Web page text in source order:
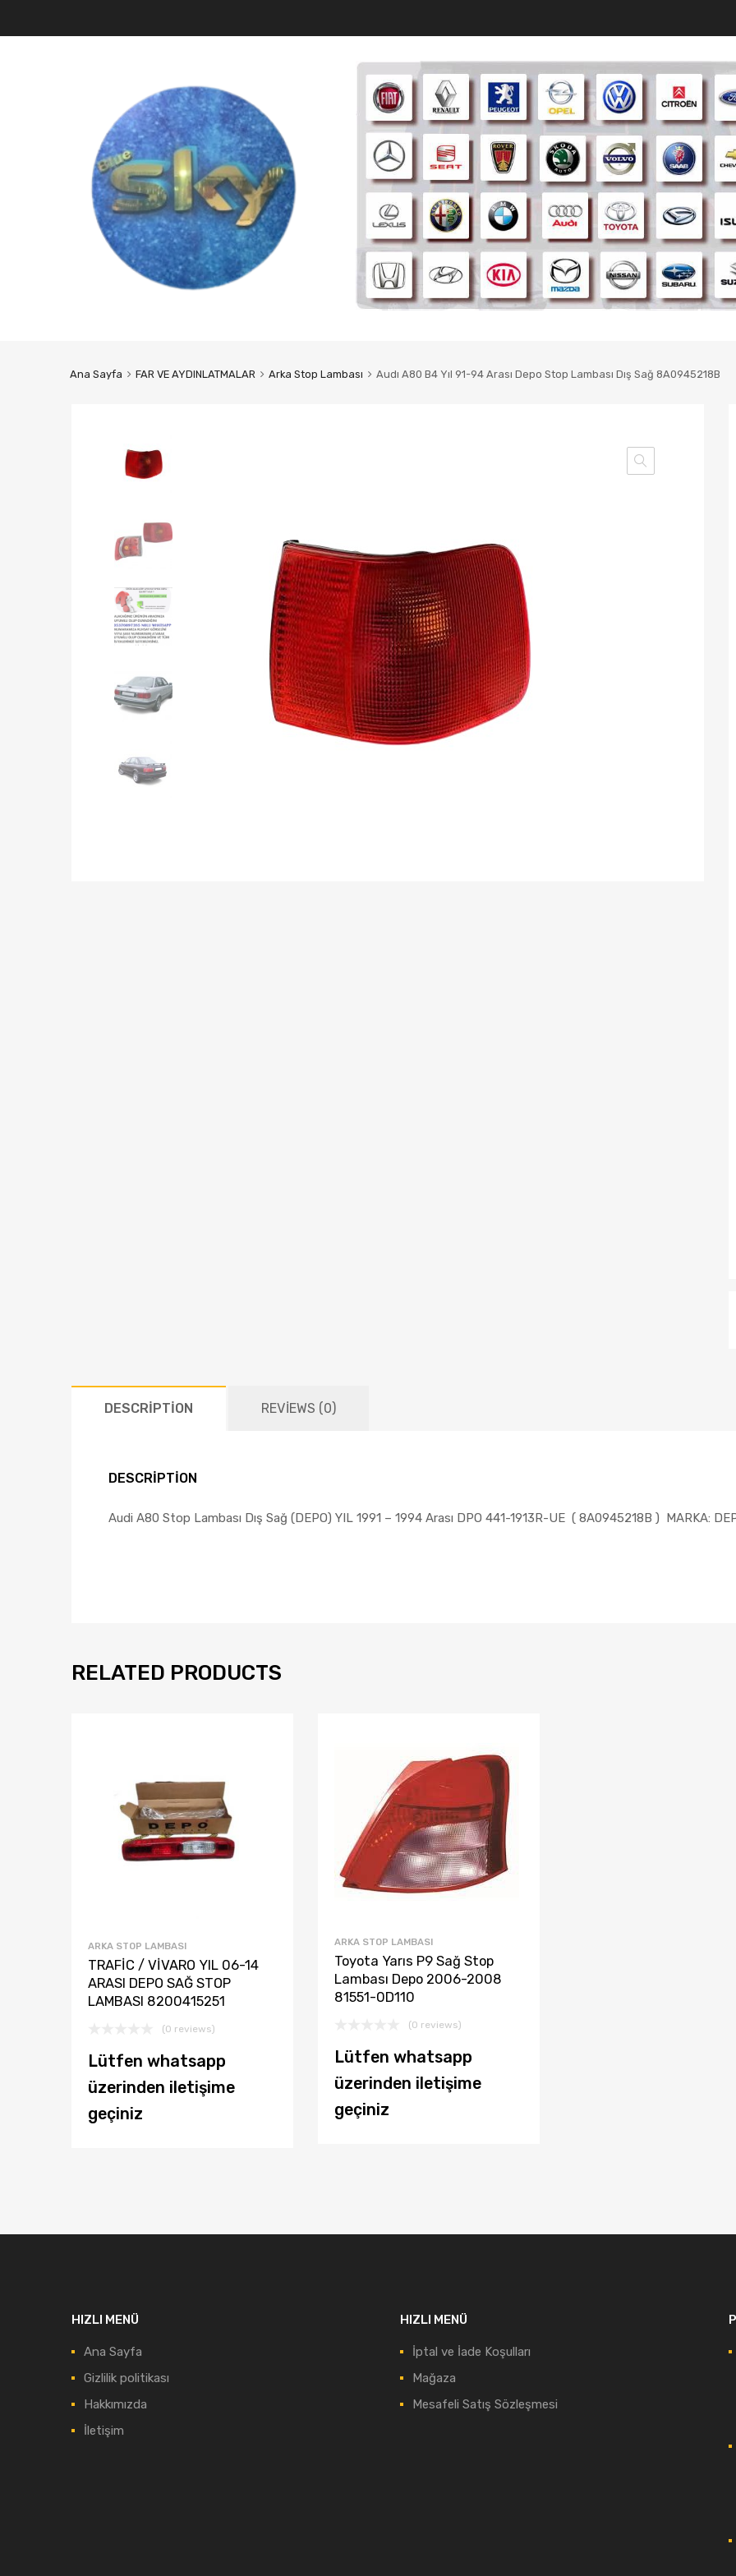
Ana Sayfa FAR VE AYDINLATMALAR Arka Stop Lambası Audı A80 B4 Yıl 91-94 Arası Depo Stop Lambası Dış Sağ 8A0945218B
DESCRIPTION REVIEWS (0)
DESCRIPTION
Audi A80 Stop Lambası Dış Sağ (DEPO) YIL 1991 – 1994 Arası DPO 441-1913R-UE ( 8A0945218B ) MARKA:
RELATED PRODUCTS
ARKA STOP LAMBASI
TRAFİC / VİVARO YIL 06-14
ARASI DEPO SAĞ STOP
LAMBASI 8200415251
(0 reviews)
Lütfen whatsapp
üzerinden iletişime
geçiniz
ARKA STOP LAMBASI
Toyota Yarıs P9 Sağ Stop
Lambası Depo 2006-2008
81551-0D110
(0 reviews)
Lütfen whatsapp
üzerinden iletişime
geçiniz
HIZLI MENÜ
Ana Sayfa
Gizlilik politikası
Hakkımızda
İletişim
HIZLI MENÜ
İptal ve İade Koşulları
Mağaza
Mesafeli Satış Sözleşmesi